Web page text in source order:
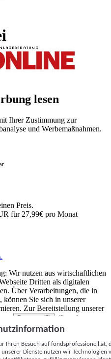
lesen
Ihrer Zustimmung zur
und Werbemaßnahmen.
Preis.
für 27,99€ pro Monat
Wir nutzen aus wirtschaftlichen
Dritten als digitalen
Über Verarbeitungen, die in
Sie sich in unserer
Zur Bereitstellung unserer
Partnern (5)
. Zwecke:
Messung von Werbeleistung
Zielgruppenforschung.
Online-Kennungen (z. B. login-
Kennungen,
Ihren Besuch auf
unserer Dienste nutzen wir Technologien